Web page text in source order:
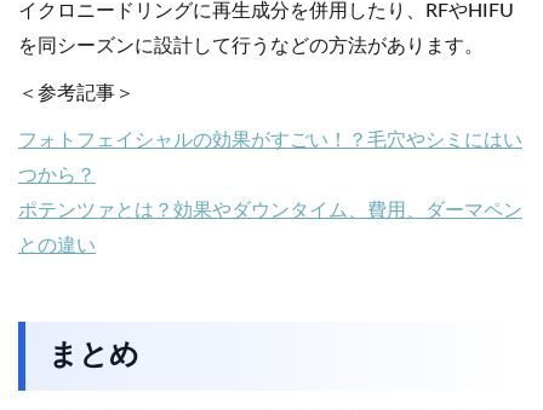
イクロニードリングに再生成分を併用したり、RFやHIFU
を同シーズンに設計して行うなどの方法があります。
＜参考記事＞
フォトフェイシャルの効果がすごい！？毛穴やシミにはい
つから？
ポテンツァとは？効果やダウンタイム、費用、ダーマペン
との違い
まとめ